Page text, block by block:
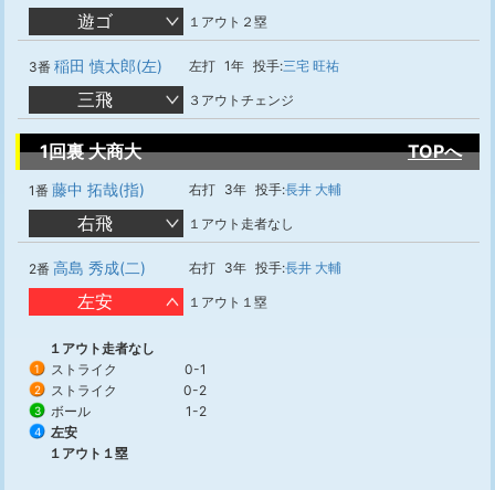
遊ゴ １アウト２塁
3番 稲田 慎太郎(左) 左打 1年 投手:三宅 旺祐
三飛 ３アウトチェンジ
1回裏 大商大 TOPへ
1番 藤中 拓哉(指) 右打 3年 投手:長井 大輔
右飛 １アウト走者なし
2番 高島 秀成(二) 右打 3年 投手:長井 大輔
左安 １アウト１塁
１アウト走者なし
1 ストライク 0-1
2 ストライク 0-2
3 ボール 1-2
4
左安
１アウト１塁